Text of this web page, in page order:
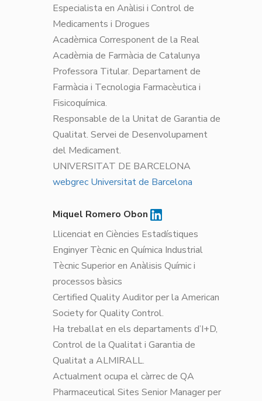
Especialista en Anàlisi i Control de
Medicaments i Drogues
Acadèmica Corresponent de la Real
Acadèmia de Farmàcia de Catalunya
Professora Titular. Departament de
Farmàcia i Tecnologia Farmacèutica i
Fisicoquímica.
Responsable de la Unitat de Garantia de
Qualitat. Servei de Desenvolupament
del Medicament.
UNIVERSITAT DE BARCELONA
webgrec Universitat de Barcelona
Miquel Romero Obon
Llicenciat en Ciències Estadístiques
Enginyer Tècnic en Química Industrial
Tècnic Superior en Anàlisis Químic i
processos bàsics
Certified Quality Auditor per la American
Society for Quality Control.
Ha treballat en els departaments d’I+D,
Control de la Qualitat i Garantia de
Qualitat a ALMIRALL.
Actualment ocupa el càrrec de QA
Pharmaceutical Sites Senior Manager per